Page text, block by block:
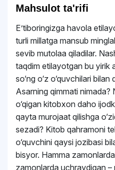
Mahsulot ta'rifi
Eʼtiboringizga havola
turli millatga mansub
sevib mutolaa qiladilar.
taqdim etilayotgan bu yirik
so‘ng o‘z o‘quvchilari
Asarning qimmati nimada?
o‘qigan kitobxon daho
qayta murojaat qilishga
sezadi? Kitob qahramoni
o‘quvchini qaysi jozibasi
bisyor. Hamma
zamonlarda uchraydigan